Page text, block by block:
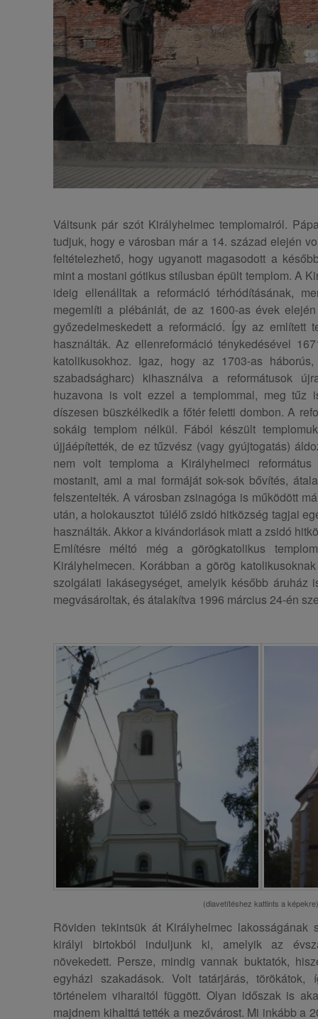
Váltsunk pár szót Királyhelmec templomairól.
tudjuk, hogy e városban már a 14. század elején
feltételezhető, hogy ugyanott magasodott a
mint a mostani gótikus stílusban épült templom. A
ideig ellenálltak a reformáció térhódításának,
megemlíti a plébániát, de az 1600-as évek
győzedelmeskedett a reformáció. Így az említett
használták. Az ellenreformáció ténykedésével
katolikusokhoz. Igaz, hogy az 1703-as
szabadságharc) kihasználva a reformátusok
huzavona is volt ezzel a templommal, meg tűz
díszesen büszkélkedik a főtér feletti dombon. A
sokáig templom nélkül. Fából készült
újjáépítették, de ez tűzvész (vagy gyújtogatás)
nem volt temploma a Királyhelmeci
mostanit, ami a mai formáját sok-sok bővítés,
felszentelték. A városban zsinagóga is működött
után, a holokausztot túlélő zsidó hitközség tagjai
használták. Akkor a kivándorlások miatt a zsidó
Említésre méltó még a görögkatolikus
Királyhelmecen. Korábban a görög
szolgálati lakásegységet, amelyik később áruház
megvásároltak, és átalakítva 1996 március 24-én
(diavetítéshez kattints a képekre)
Röviden tekintsük át Királyhelmec lakosságának
királyi birtokból induljunk ki, amelyik az
növekedett. Persze, mindig vannak buktatók,
egyházi szakadások. Volt tatárjárás,
történelem viharaitól függött. Olyan időszak is
majdnem kihalttá tették a mezővárost. Mi inkább a